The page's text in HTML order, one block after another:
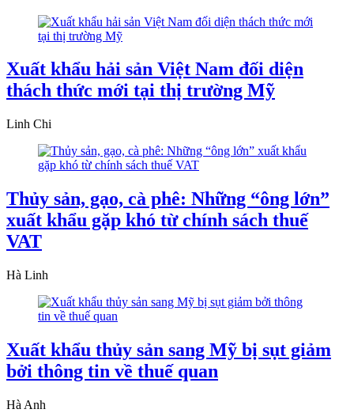
Xuất khẩu hải sản Việt Nam đối diện
thách thức mới tại thị trường Mỹ
Linh Chi
Thủy sản, gạo, cà phê: Những “ông lớn”
xuất khẩu gặp khó từ chính sách thuế
VAT
Hà Linh
Xuất khẩu thủy sản sang Mỹ bị sụt giảm
bởi thông tin về thuế quan
Hà Anh